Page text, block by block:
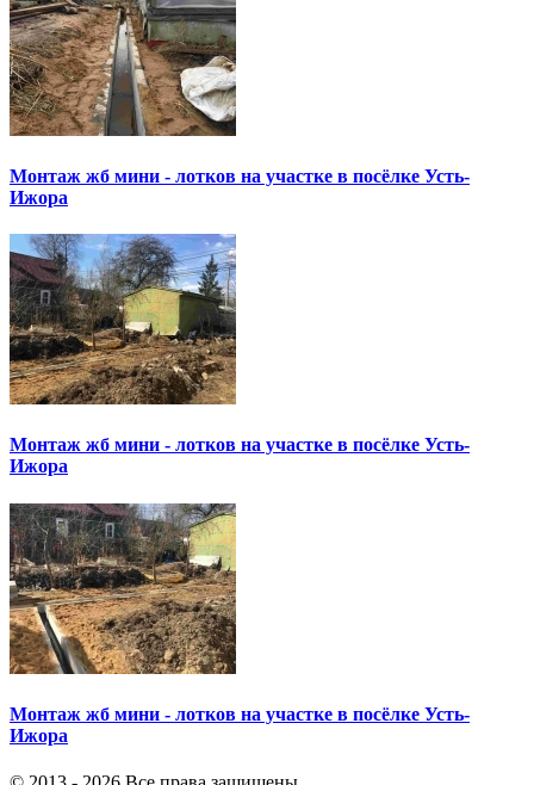
Монтаж жб мини - лотков на участке в посёлке Усть-
Ижора
Монтаж жб мини - лотков на участке в посёлке Усть-
Ижора
Монтаж жб мини - лотков на участке в посёлке Усть-
Ижора